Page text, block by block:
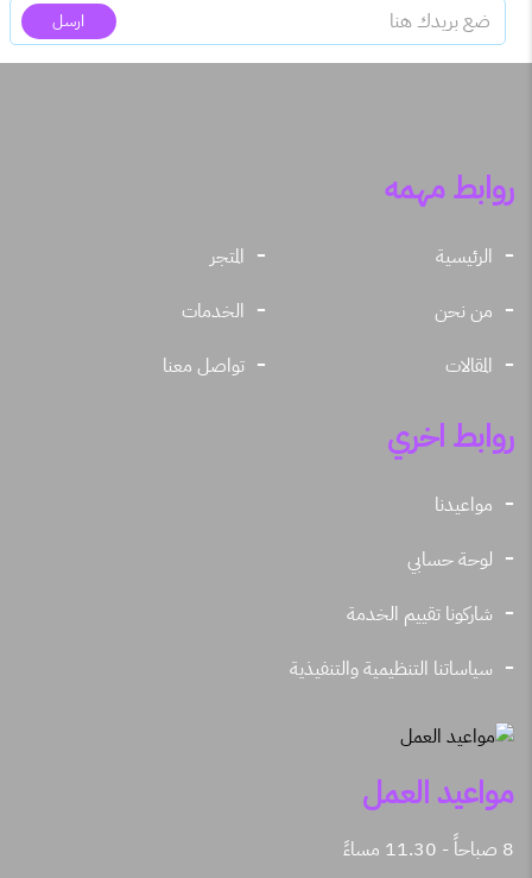
ارسل
روابط مهمه
الرئيسية
المتجر
من نحن
الخدمات
المقالات
تواصل معنا
روابط اخري
مواعيدنا
لوحة حسابي
شاركونا تقييم الخدمة
سياساتنا التنظيمية والتنفيذية
مواعيد العمل
8 صباحاً - 11.30 مساءً